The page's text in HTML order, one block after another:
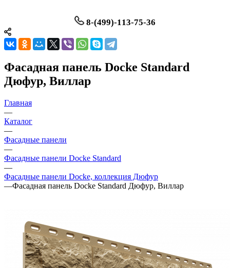
8-(499)-113-75-36
Фасадная панель Docke Standard
Дюфур, Виллар
Главная
—
Каталог
—
Фасадные панели
—
Фасадные панели Docke Standard
—
Фасадные панели Docke, коллекция Дюфур
—Фасадная панель Docke Standard Дюфур, Виллар